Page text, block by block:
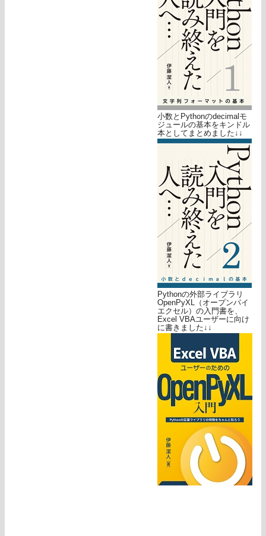
小数とPythonのdecimalモ
ジュールの基本をキンドル
本としてまとめました↓↓
Pythonの外部ライブラリ
OpenPyXL（オープンパイ
エクセル）の入門書を、
Excel VBAユーザーに向け
に書きました↓↓